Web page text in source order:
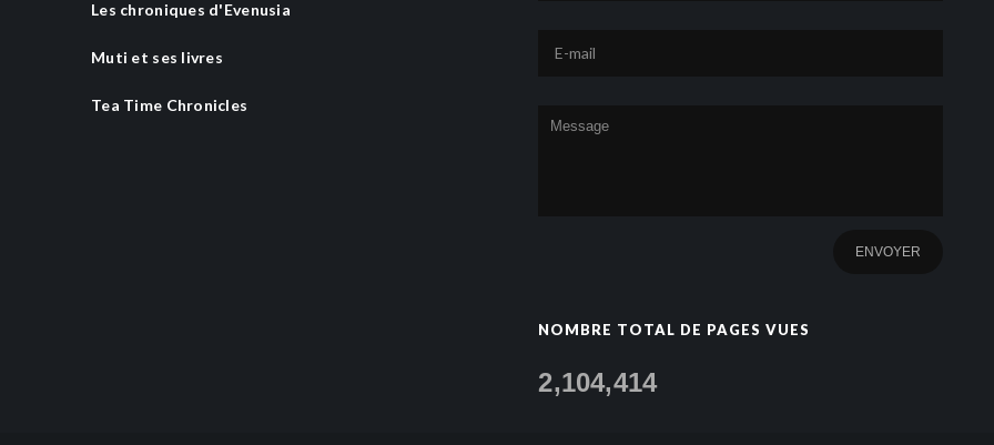
Les chroniques d'Evenusia
Muti et ses livres
Tea Time Chronicles
NOMBRE TOTAL DE PAGES VUES
2,104,414